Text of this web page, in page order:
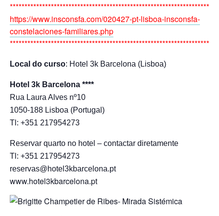
https://www.insconsfa.com/020427-pt-lisboa-insconsfa-
constelaciones-familiares.php
Local do curso: Hotel 3k Barcelona (Lisboa)
Hotel 3k Barcelona ****
Rua Laura Alves nº10
1050-188 Lisboa (Portugal)
Tl: +351 217954273
Reservar quarto no hotel – contactar diretamente
Tl: +351 217954273
reservas@hotel3kbarcelona.pt
www.hotel3kbarcelona.pt